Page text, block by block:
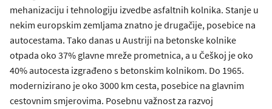
mehanizaciju i tehnologiju izvedbe asfaltnih kolnika. Stanje u
nekim europskim zemljama znatno je drugačije, posebice na
autocestama. Tako danas u Austriji na betonske kolnike
otpada oko 37% glavne mreže prometnica, a u Češkoj je oko
40% autocesta izgrađeno s betonskim kolnikom. Do 1965.
modernizirano je oko 3000 km cesta, posebice na glavnim
cestovnim smjerovima. Posebnu važnost za razvoj